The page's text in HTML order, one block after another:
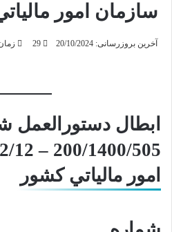
سازمان امور
آخرین بروزرسانی: 20/10/2024 29 زمان
ابطال دستورالعمل
امور مالياتي کشور